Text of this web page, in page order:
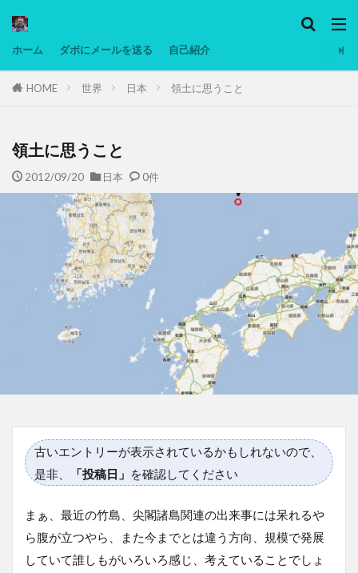
ホーム ダボにメールを送る 自己紹介
HOME 世界 日本 領土に思うこと
領土に思うこと
2012/09/20 日本 0件
古いエントリーが表示されているかもしれないので、
是非、
「投稿日」 を確認してください
まぁ、最近の竹島、尖閣諸島関連の出来事には呆れるや
ら腹が立つやら、また今までとは違う方向、規模で発展
していて誰しもがいろいろ感じ、考えていることでしょ
タグ
ヨーグルト
検索